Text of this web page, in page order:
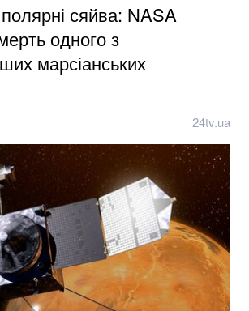
сяйва: NASA
одного з
марсіанських
24tv.ua